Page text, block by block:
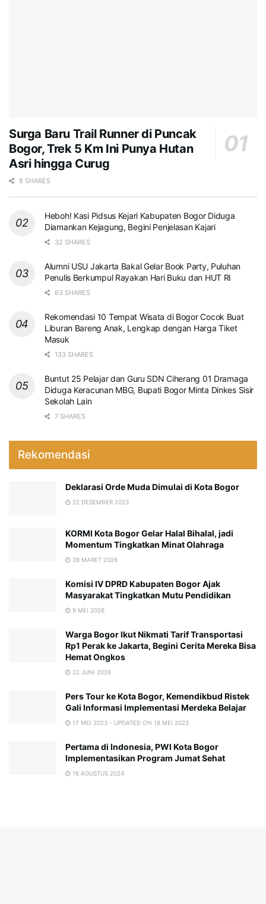
Surga Baru Trail Runner di Puncak
Bogor, Trek 5 Km Ini Punya Hutan
Asri hingga Curug
8 SHARES
Heboh! Kasi Pidsus Kejari Kabupaten Bogor Diduga
Diamankan Kejagung, Begini Penjelasan Kajari
32 SHARES
Alumni USU Jakarta Bakal Gelar Book Party, Puluhan
Penulis Berkumpul Rayakan Hari Buku dan HUT RI
63 SHARES
Rekomendasi 10 Tempat Wisata di Bogor Cocok Buat
Liburan Bareng Anak, Lengkap dengan Harga Tiket
Masuk
133 SHARES
Buntut 25 Pelajar dan Guru SDN Ciherang 01 Dramaga
Diduga Keracunan MBG, Bupati Bogor Minta Dinkes Sisir
Sekolah Lain
7 SHARES
Rekomendasi
Deklarasi Orde Muda Dimulai di Kota Bogor
22 DESEMBER 2023
KORMI Kota Bogor Gelar Halal Bihalal, jadi
Momentum Tingkatkan Minat Olahraga
28 MARET 2026
Komisi IV DPRD Kabupaten Bogor Ajak
Masyarakat Tingkatkan Mutu Pendidikan
9 MEI 2026
Warga Bogor Ikut Nikmati Tarif Transportasi
Rp1 Perak ke Jakarta, Begini Cerita Mereka Bisa
Hemat Ongkos
22 JUNI 2026
Pers Tour ke Kota Bogor, Kemendikbud Ristek
Gali Informasi Implementasi Merdeka Belajar
17 MEI 2023 - UPDATED ON 18 MEI 2023
Pertama di Indonesia, PWI Kota Bogor
Implementasikan Program Jumat Sehat
16 AGUSTUS 2024